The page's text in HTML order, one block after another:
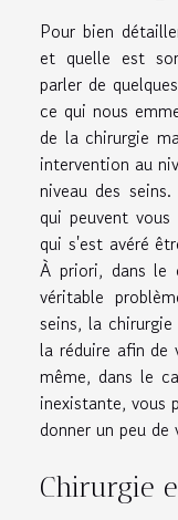
Pour bien
et quelle est
parler de
ce qui nous
de la chirurgie
intervention au
niveau des
qui peuvent
qui s'est avéré
À priori, dans le
véritable
seins, la
la réduire afin de
même, dans le
inexistante, vous
donner un peu
Chirurgie